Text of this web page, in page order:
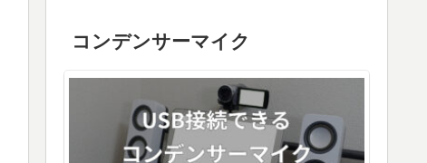
コンデンサーマイク